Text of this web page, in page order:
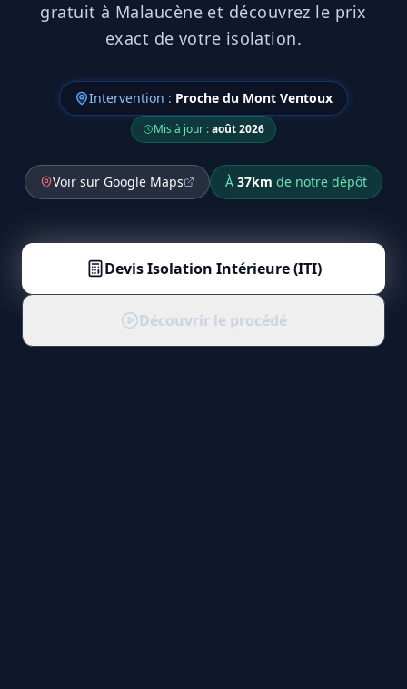
gratuit à Malaucène et découvrez le prix
exact de votre isolation.
Intervention : Proche du Mont Ventoux
Mis à jour :août 2026
Voir sur Google Maps À 37km de notre dépôt
DevisIsolation Intérieure (ITI)
Découvrir le procédé